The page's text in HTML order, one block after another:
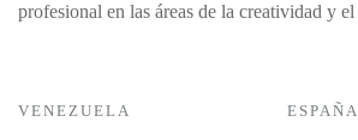
profesional en las áreas de la creatividad y el
VENEZUELA ESPAÑA